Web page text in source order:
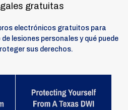
gratuitas
electrónicos gratuitos para
lesiones personales y qué puede
sus derechos.